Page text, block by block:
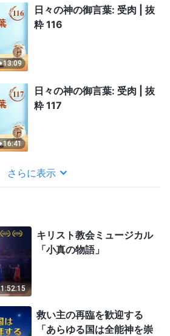
13:09
日々の神の御言葉: 受肉 | 抜
粋 116
16:41
日々の神の御言葉: 受肉 | 抜
粋 117
さらに表示
1:52:15
キリスト教会ミュージカル
「小真の物語」
救い主の再臨を歓迎する
「あらゆる国は全能神を崇